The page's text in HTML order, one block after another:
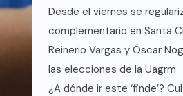
Desde el viernes se
complementario en Santa
Reinerio Vargas y Óscar
las elecciones de la Uagrm
¿A dónde ir este ‘finde’?